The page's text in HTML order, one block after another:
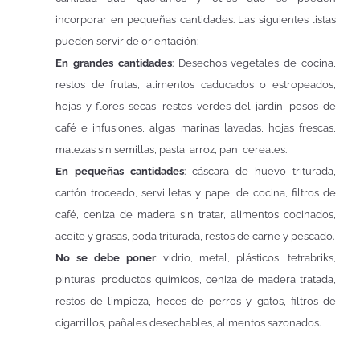
incorporar en pequeñas cantidades. Las siguientes listas
pueden servir de orientación:
En grandes cantidades: Desechos vegetales de cocina,
restos de frutas, alimentos caducados o estropeados,
hojas y flores secas, restos verdes del jardín, posos de
café e infusiones, algas marinas lavadas, hojas frescas,
malezas sin semillas, pasta, arroz, pan, cereales.
En pequeñas cantidades: cáscara de huevo triturada,
cartón troceado, servilletas y papel de cocina, filtros de
café, ceniza de madera sin tratar, alimentos cocinados,
aceite y grasas, poda triturada, restos de carne y pescado.
No se debe poner: vidrio, metal, plásticos, tetrabriks,
pinturas, productos químicos, ceniza de madera tratada,
restos de limpieza, heces de perros y gatos, filtros de
cigarrillos, pañales desechables, alimentos sazonados.